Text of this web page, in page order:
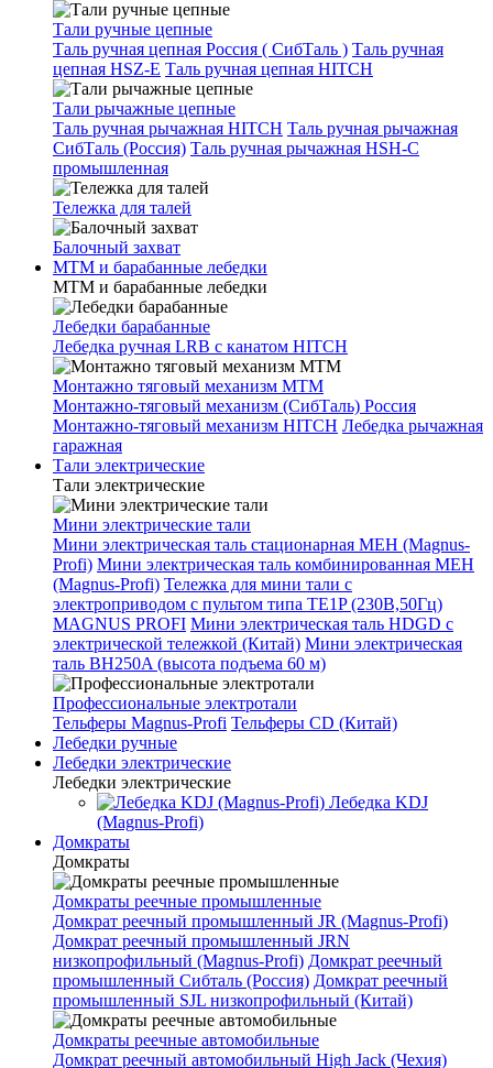
Тали ручные цепные
Таль ручная цепная Россия ( СибТаль ) Таль ручная
цепная HSZ-E Таль ручная цепная HITCH
Тали рычажные цепные
Таль ручная рычажная HITCH Таль ручная рычажная
СибТаль (Россия) Таль ручная рычажная HSH-C
промышленная
Тележка для талей
Балочный захват
МТМ и барабанные лебедки
МТМ и барабанные лебедки
Лебедки барабанные
Лебедка ручная LRB с канатом HITCH
Монтажно тяговый механизм МТМ
Монтажно-тяговый механизм (СибТаль) Россия
Монтажно-тяговый механизм HITCH Лебедка рычажная
гаражная
Тали электрические
Тали электрические
Мини электрические тали
Мини электрическая таль стационарная МЕН (Magnus-
Profi) Мини электрическая таль комбинированная МЕН
(Magnus-Profi) Тележка для мини тали с
электроприводом с пультом типа TE1P (230В,50Гц)
MAGNUS PROFI Мини электрическая таль HDGD с
электрической тележкой (Китай) Мини электрическая
таль BH250A (высота подъема 60 м)
Профессиональные электротали
Тельферы Magnus-Profi Тельферы CD (Китай)
Лебедки ручные
Лебедки электрические
Лебедки электрические
Лебедка KDJ
(Magnus-Profi)
Домкраты
Домкраты
Домкраты реечные промышленные
Домкрат реечный промышленный JR (Magnus-Profi)
Домкрат реечный промышленный JRN
низкопрофильный (Magnus-Profi) Домкрат реечный
промышленный Сибталь (Россия) Домкрат реечный
промышленный SJL низкопрофильный (Китай)
Домкраты реечные автомобильные
Домкрат реечный автомобильный High Jack (Чехия)